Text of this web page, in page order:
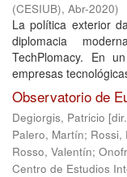
(CESIUB), Abr-2020)
La política exterior
diplomacia
TechPlomacy. En
empresas
Observatorio de
Degiorgis, Patricio
Palero, Martín; Rossi,
Rosso, Valentín;
Centro de Estudios